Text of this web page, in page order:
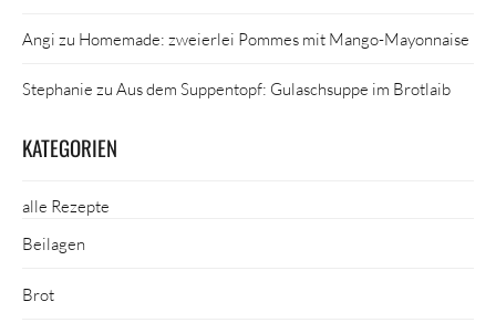
Angi zu Homemade: zweierlei Pommes mit Mango-Mayonnaise
Stephanie zu Aus dem Suppentopf: Gulaschsuppe im Brotlaib
KATEGORIEN
alle Rezepte
Beilagen
Brot